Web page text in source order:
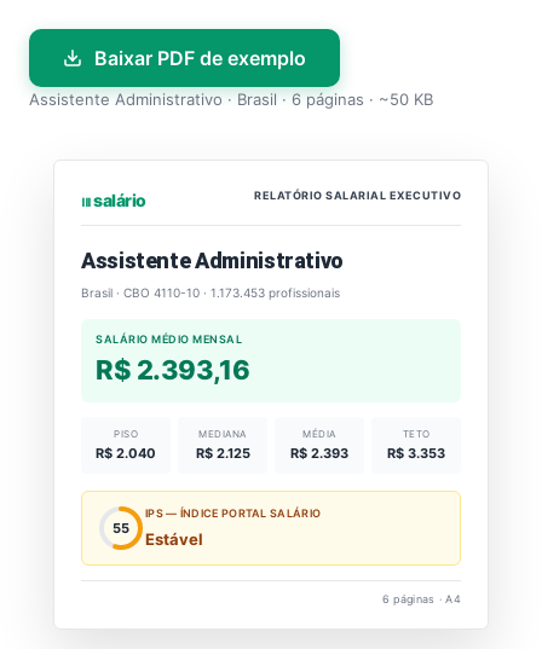
Baixar PDF de exemplo
Assistente Administrativo · Brasil · 6 páginas · ~50 KB
⏐⏐⏐ salário RELATÓRIO SALARIAL EXECUTIVO
Assistente Administrativo
Brasil · CBO 4110-10 · 1.173.453 profissionais
SALÁRIO MÉDIO MENSAL
R$ 2.393,16
PISO
R$ 2.040
MEDIANA
R$ 2.125
MÉDIA
R$ 2.393
TETO
R$ 3.353
55
IPS — ÍNDICE PORTAL SALÁRIO
Estável
6 páginas · A4